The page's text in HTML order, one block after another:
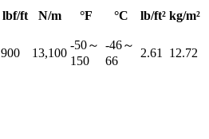
lbf/ft N/m °F °C lb/ft² kg/m²
900 13,100
-50～
150
-46～
66
2.61 12.72